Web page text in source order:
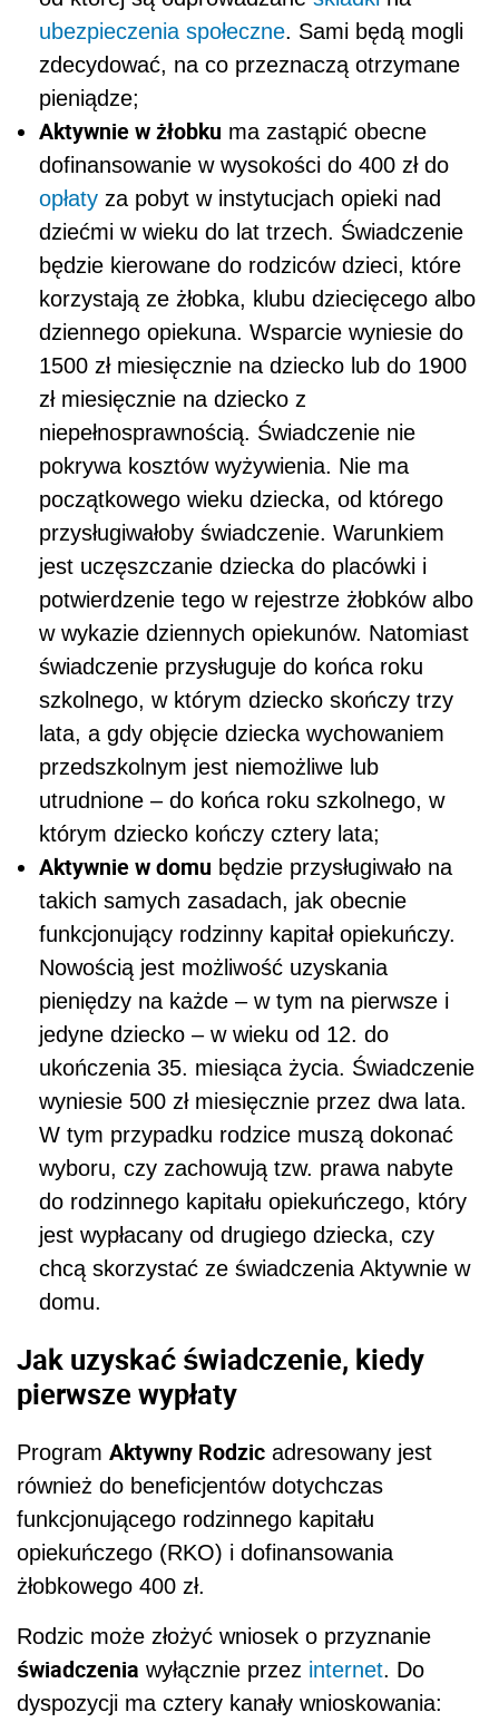
ubezpieczenia społeczne. Sami będą mogli
zdecydować, na co przeznaczą otrzymane
pieniądze;
Aktywnie w żłobku ma zastąpić obecne
dofinansowanie w wysokości do 400 zł do
opłaty za pobyt w instytucjach opieki nad
dziećmi w wieku do lat trzech. Świadczenie
będzie kierowane do rodziców dzieci, które
korzystają ze żłobka, klubu dziecięcego albo
dziennego opiekuna. Wsparcie wyniesie do
1500 zł miesięcznie na dziecko lub do 1900
zł miesięcznie na dziecko z
niepełnosprawnością. Świadczenie nie
pokrywa kosztów wyżywienia. Nie ma
początkowego wieku dziecka, od którego
przysługiwałoby świadczenie. Warunkiem
jest uczęszczanie dziecka do placówki i
potwierdzenie tego w rejestrze żłobków albo
w wykazie dziennych opiekunów. Natomiast
świadczenie przysługuje do końca roku
szkolnego, w którym dziecko skończy trzy
lata, a gdy objęcie dziecka wychowaniem
przedszkolnym jest niemożliwe lub
utrudnione – do końca roku szkolnego, w
którym dziecko kończy cztery lata;
Aktywnie w domu będzie przysługiwało na
takich samych zasadach, jak obecnie
funkcjonujący rodzinny kapitał opiekuńczy.
Nowością jest możliwość uzyskania
pieniędzy na każde – w tym na pierwsze i
jedyne dziecko – w wieku od 12. do
ukończenia 35. miesiąca życia. Świadczenie
wyniesie 500 zł miesięcznie przez dwa lata.
W tym przypadku rodzice muszą dokonać
wyboru, czy zachowują tzw. prawa nabyte
do rodzinnego kapitału opiekuńczego, który
jest wypłacany od drugiego dziecka, czy
chcą skorzystać ze świadczenia Aktywnie w
domu.
Jak uzyskać świadczenie, kiedy
pierwsze wypłaty
Program Aktywny Rodzic adresowany jest
również do beneficjentów dotychczas
funkcjonującego rodzinnego kapitału
opiekuńczego (RKO) i dofinansowania
żłobkowego 400 zł.
Rodzic może złożyć wniosek o przyznanie
świadczenia wyłącznie przez internet. Do
dyspozycji ma cztery kanały wnioskowania: